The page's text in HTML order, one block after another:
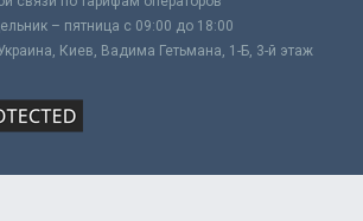
– пятница с 09:00 до 18:00
Киев, Вадима Гетьмана, 1-Б, 3-й этаж